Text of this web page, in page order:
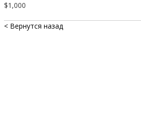
$1,000
< Вернутся назад